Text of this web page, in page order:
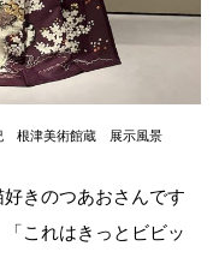
根津美術館蔵 展示風景
きのつあおさんです
これはきっとビビッ